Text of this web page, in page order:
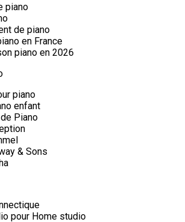
piano
de piano
en France
piano en 2026
piano
enfant
Piano
& Sons
pour Home studio